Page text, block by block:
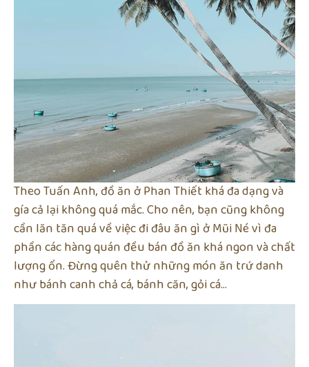
Theo Tuấn Anh, đồ ăn ở Phan Thiết khá đa dạng và
gía cả lại không quá mắc. Cho nên, bạn cũng không
cần lăn tăn quá về việc đi đâu ăn gì ở Mũi Né vì đa
phần các hàng quán đều bán đồ ăn khá ngon và chất
lượng ổn. Đừng quên thử những món ăn trứ danh
như bánh canh chả cá, bánh căn, gỏi cá…